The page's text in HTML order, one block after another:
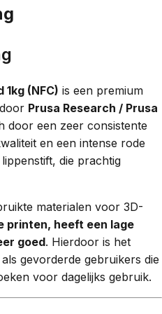
1kg (NFC) is een premium
Prusa Research / Prusa
door een zeer consistente
en een intense rode
die prachtig
materialen voor 3D-
printen, heeft een lage
goed. Hierdoor is het
gevorderde gebruikers die
voor dagelijks gebruik.